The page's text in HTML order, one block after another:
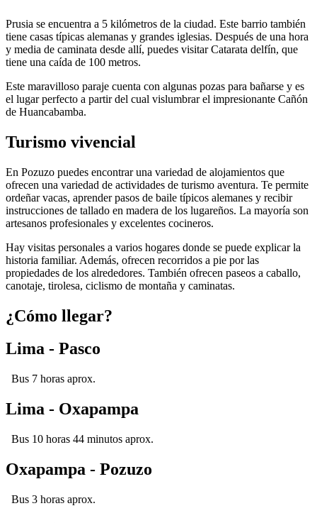
Prusia se encuentra a 5 kilómetros de la ciudad. Este barrio también
tiene casas típicas alemanas y grandes iglesias. Después de una hora
y media de caminata desde allí, puedes visitar Catarata delfín, que
tiene una caída de 100 metros.
Este maravilloso paraje cuenta con algunas pozas para bañarse y es
el lugar perfecto a partir del cual vislumbrar el impresionante Cañón
de Huancabamba.
Turismo vivencial
En Pozuzo puedes encontrar una variedad de alojamientos que
ofrecen una variedad de actividades de turismo aventura. Te permite
ordeñar vacas, aprender pasos de baile típicos alemanes y recibir
instrucciones de tallado en madera de los lugareños. La mayoría son
artesanos profesionales y excelentes cocineros.
Hay visitas personales a varios hogares donde se puede explicar la
historia familiar. Además, ofrecen recorridos a pie por las
propiedades de los alrededores. También ofrecen paseos a caballo,
canotaje, tirolesa, ciclismo de montaña y caminatas.
¿Cómo llegar?
Lima - Pasco
Bus 7 horas aprox.
Lima - Oxapampa
Bus 10 horas 44 minutos aprox.
Oxapampa - Pozuzo
Bus 3 horas aprox.